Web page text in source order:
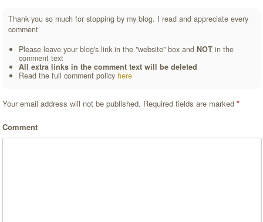
Thank you so much for stopping by my blog. I read and appreciate every
comment
Please leave your blog's link in the "website" box andNOT in the
comment text
All extra links in the comment text will be deleted
Read the full comment policyhere
Your email address will not be published. Required fields are marked*
Comment